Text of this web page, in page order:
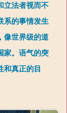
立法者视而不
系的事情发生
像世界级的道
家。语气的突
和真正的目